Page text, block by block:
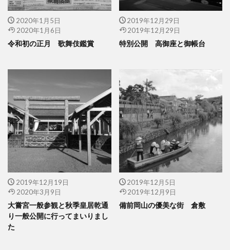
2020年1月5日
2020年1月6日
令和初の正月 歌舞伎鑑賞
2019年12月29日
2019年12月29日
特別公開 高御座と御帳台
2019年12月19日
2020年3月9日
大嘗宮一般参観と秋季皇居乾通
り一般公開に行ってまいりまし
た
2019年12月5日
2019年12月9日
備前岡山の優美な街 倉敷